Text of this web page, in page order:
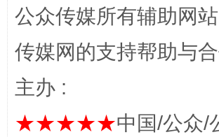
网上购药对药下症？
公众传媒所有辅助网
传媒网的支持帮助与
主办 :
★★★★★中国/公众/